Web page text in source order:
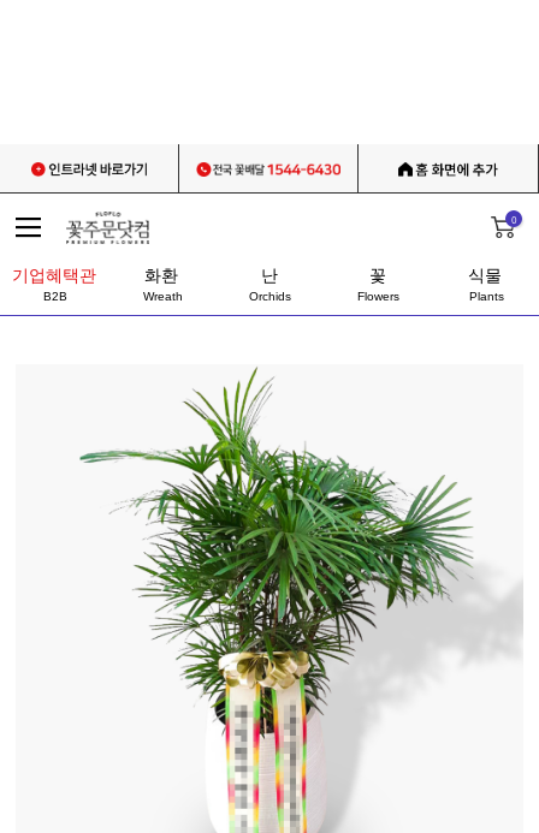
0
기업혜택관
B2B
화환
Wreath
난
Orchids
꽃
Flowers
식물
Plants